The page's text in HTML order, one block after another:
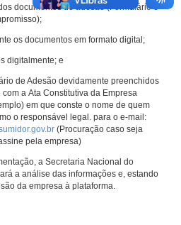
documentos de adesão (Formulário e
os documentos em formato digital;
digitalmente; e
de Adesão devidamente preenchidos
a Ata Constitutiva da Empresa
em que conste o nome de quem
o responsável legal. para o e-mail:
(Procuração caso seja
pela empresa)
a Secretaria Nacional do
a análise das informações e, estando
da empresa à plataforma.